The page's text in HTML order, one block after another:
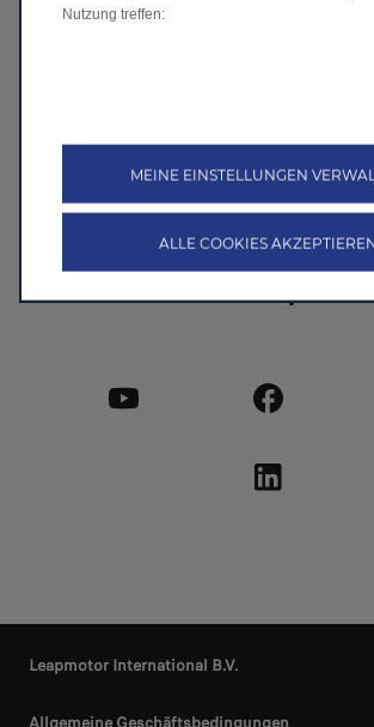
T03
Follow
Leapmotor International B.V.
Allgemeine Geschäftsbedingungen
Nutzung treffen:
MEINE EINSTELLUNGEN
ALLE COOKIES